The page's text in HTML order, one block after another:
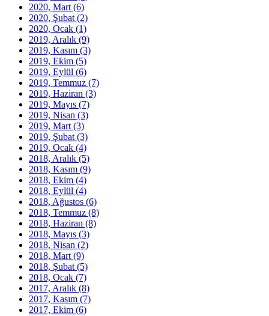
2020, Mart (6)
2020, Şubat (2)
2020, Ocak (1)
2019, Aralık (9)
2019, Kasım (3)
2019, Ekim (5)
2019, Eylül (6)
2019, Temmuz (7)
2019, Haziran (3)
2019, Mayıs (7)
2019, Nisan (3)
2019, Mart (3)
2019, Şubat (3)
2019, Ocak (4)
2018, Aralık (5)
2018, Kasım (9)
2018, Ekim (4)
2018, Eylül (4)
2018, Ağustos (6)
2018, Temmuz (8)
2018, Haziran (8)
2018, Mayıs (3)
2018, Nisan (2)
2018, Mart (9)
2018, Şubat (5)
2018, Ocak (7)
2017, Aralık (8)
2017, Kasım (7)
2017, Ekim (6)